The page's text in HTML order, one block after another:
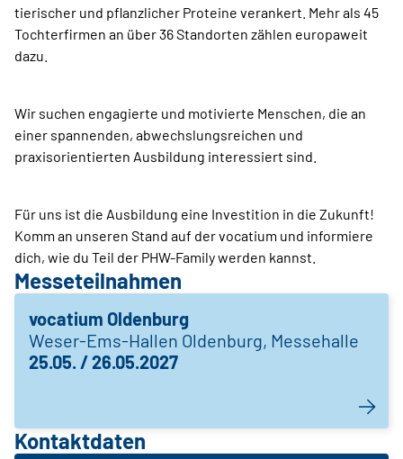
tierischer und pflanzlicher Proteine verankert. Mehr als 45
Tochterfirmen an über 36 Standorten zählen europaweit
dazu.
Wir suchen engagierte und motivierte Menschen, die an
einer spannenden, abwechslungsreichen und
praxisorientierten Ausbildung interessiert sind.
Für uns ist die Ausbildung eine Investition in die Zukunft!
Komm an unseren Stand auf der vocatium und informiere
dich, wie du Teil der PHW-Family werden kannst.
Messeteilnahmen
vocatium Oldenburg
Weser-Ems-Hallen Oldenburg, Messehalle
25.05. / 26.05.2027
Kontaktdaten